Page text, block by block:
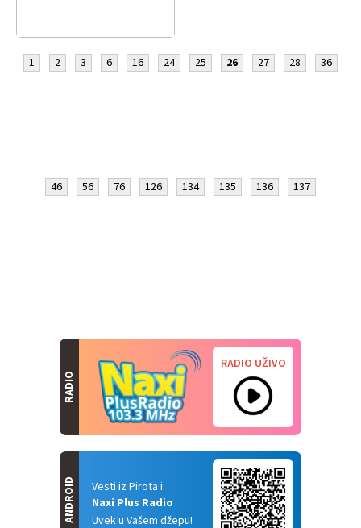
1 2 3 6 16 24 25 26 27 28 36
46 56 76 126 134 135 136 137
RADIO
RADIO UŽIVO
Vesti iz Pirota i
Naxi Plus Radio
Uvek u Vašem džepu!
ANDROID